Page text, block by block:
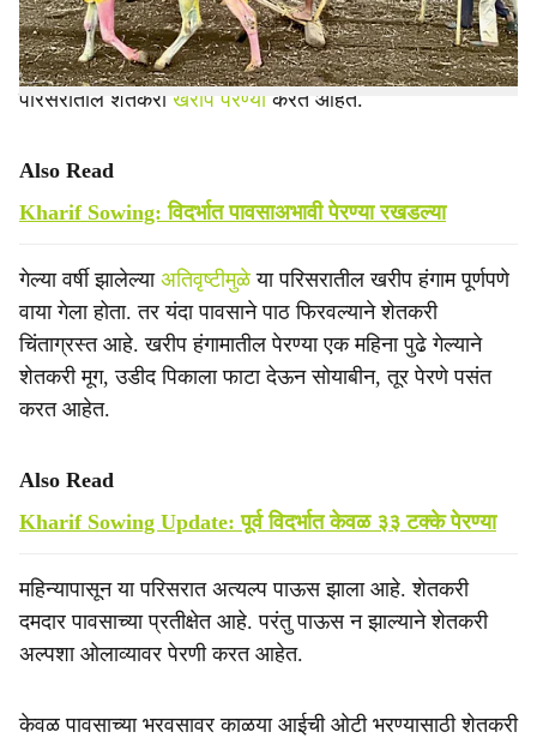
यंदा पावसाने दडी मारल्याने या परिसरातील पेरण्या खोळंबल्या होत्या.
अद्याप समाधानकारक पाऊस झाला नाही. पाऊस येईल या आशेवर या
परिसरातील शेतकरी खरीप पेरण्या करत आहेत.
Also Read
Kharif Sowing: विदर्भात पावसाअभावी पेरण्या रखडल्या
गेल्या वर्षी झालेल्या अतिवृष्टीमुळेया परिसरातील खरीप हंगाम पूर्णपणे
वाया गेला होता. तर यंदा पावसाने पाठ फिरवल्याने शेतकरी
चिंताग्रस्त आहे. खरीप हंगामातील पेरण्या एक महिना पुढे गेल्याने
शेतकरी मूग, उडीद पिकाला फाटा देऊन सोयाबीन, तूर पेरणे पसंत
करत आहेत.
Also Read
Kharif Sowing Update: पूर्व विदर्भात केवळ ३३ टक्के पेरण्या
महिन्यापासून या परिसरात अत्यल्प पाऊस झाला आहे. शेतकरी
दमदार पावसाच्या प्रतीक्षेत आहे. परंतु पाऊस न झाल्याने शेतकरी
अल्पशा ओलाव्यावर पेरणी करत आहेत.
केवळ पावसाच्या भरवसावर काळया आईची ओटी भरण्यासाठी शेतकरी